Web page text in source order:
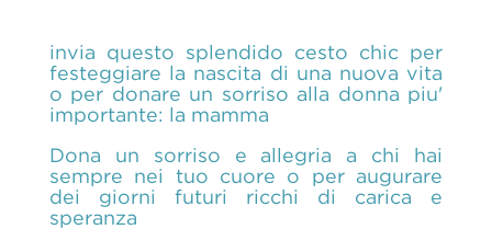
invia questo splendido cesto chic per
festeggiare la nascita di una nuova vita
o per donare un sorriso alla donna piu'
importante: la mamma
Dona un sorriso e allegria a chi hai
sempre nei tuo cuore o per augurare
dei giorni futuri ricchi di carica e
speranza